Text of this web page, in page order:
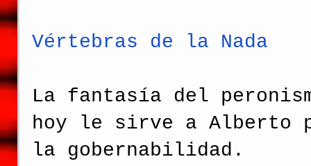
Vértebras de la Nada
La fantasía del
hoy le sirve a Alberto
la gobernabilidad.